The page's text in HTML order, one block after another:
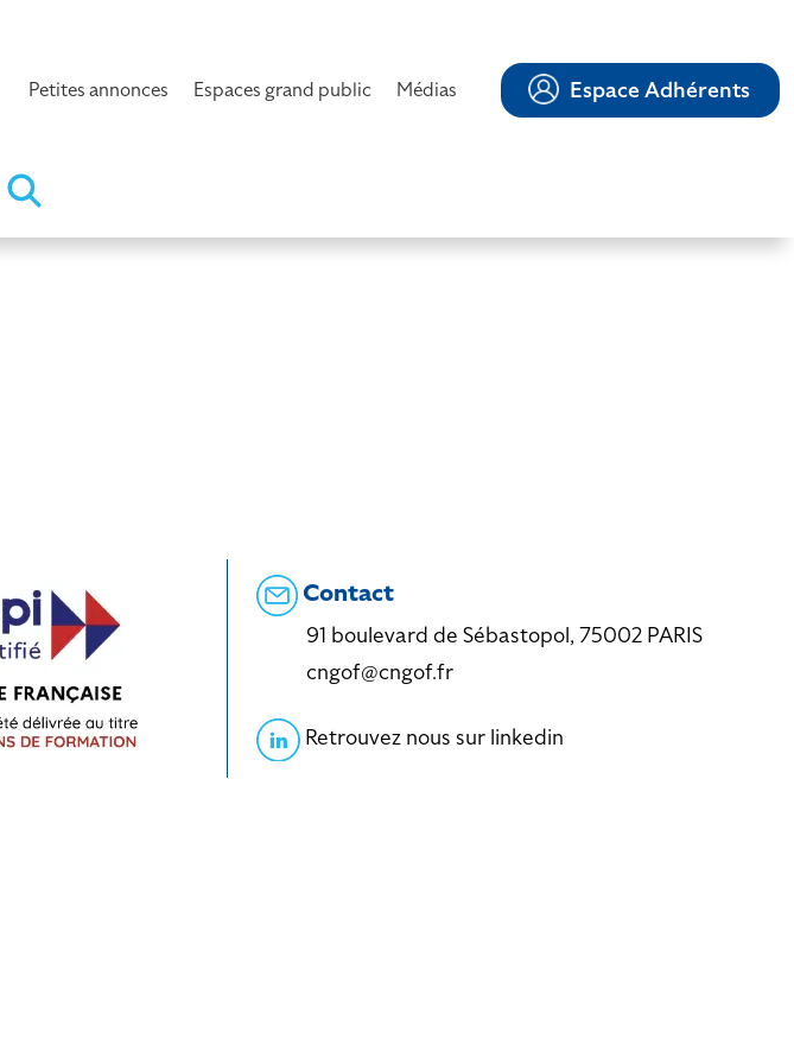
Petites annonces Espaces grand public Médias Espace Adhérents
Contact
91 boulevard de Sébastopol, 75002 PARIS
cngof@cngof.fr
Retrouvez nous sur linkedin